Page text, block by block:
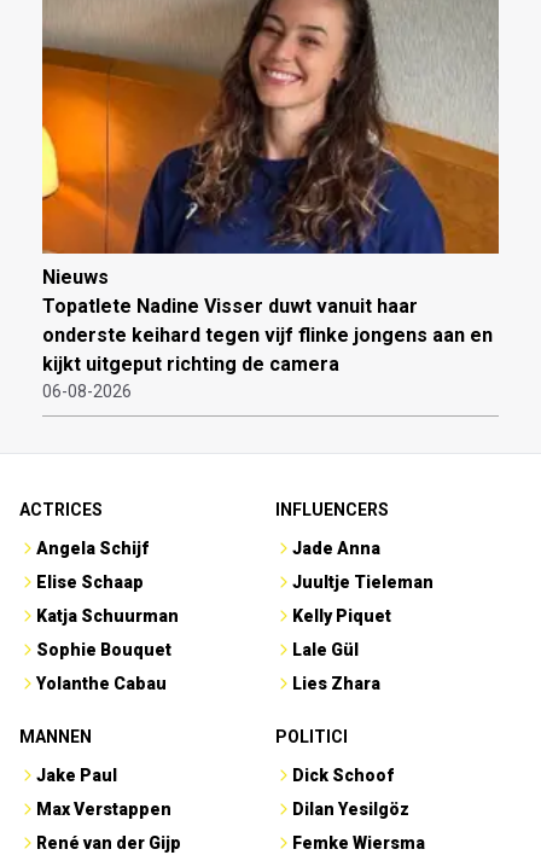
Nieuws
Topatlete Nadine Visser duwt vanuit haar
onderste keihard tegen vijf flinke jongens aan en
kijkt uitgeput richting de camera
06-08-2026
ACTRICES
Angela Schijf
Elise Schaap
Katja Schuurman
Sophie Bouquet
Yolanthe Cabau
INFLUENCERS
Jade Anna
Juultje Tieleman
Kelly Piquet
Lale Gül
Lies Zhara
MANNEN
Jake Paul
Max Verstappen
René van der Gijp
POLITICI
Dick Schoof
Dilan Yesilgöz
Femke Wiersma